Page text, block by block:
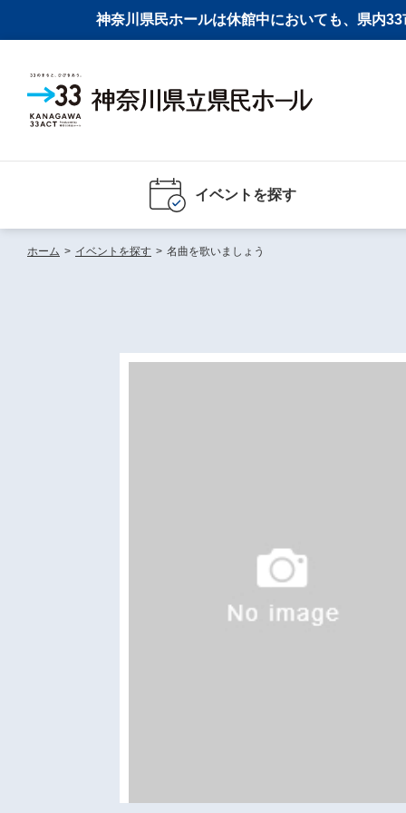
神奈川県民ホールは休館中においても、県内
イベントを探す
ホーム > イベントを探す > 名曲を歌いましょう